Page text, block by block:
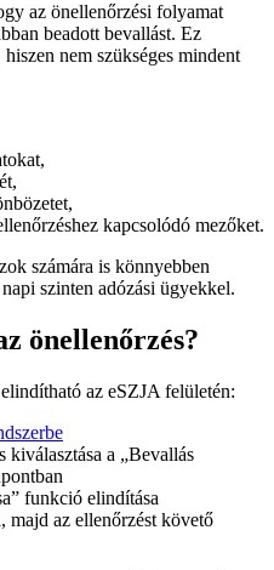
az önellenőrzési folyamat
beadott bevallást. Ez
nem szükséges mindent
kapcsolódó mezőket.
számára is könnyebben
szinten adózási ügyekkel.
önellenőrzés?
az eSZJA felületén:
kiválasztása a „Bevallás
funkció elindítása
majd az ellenőrzést követő